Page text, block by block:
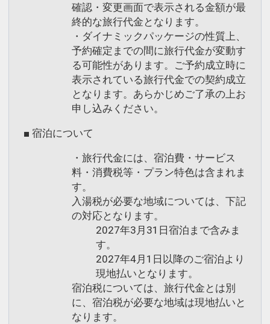
確認・変更画面で表示される金額が最
終的な旅行代金となります。
・ダイナミックパッケージの性質上、
予約確定までの間に旅行代金が変動す
る可能性があります。ご予約成立時に
表示されている旅行代金での契約成立
となります。あらかじめご了承の上お
申し込みください。
■ 宿泊について
・旅行代金には、宿泊費・サービス
料・消費税等・プラン特色は含まれま
す。
入湯税が必要な地域については、下記
の対応となります。
2027年3月31日宿泊まで含みま
す。
2027年4月1日以降のご宿泊より
現地払いとなります。
宿泊税については、旅行代金とは別
に、宿泊税が必要な地域は現地払いと
なります。